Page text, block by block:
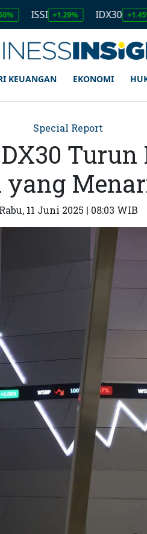
+1.29% IDX30 +1.45%
KEUANGAN EKONOMI
Special Report
Turun
yang
Rabu, 11 Juni 2025 | 08:03 WIB